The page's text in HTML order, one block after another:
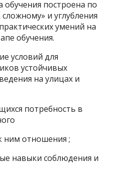
построена по
и углубления
умений на
обучения.
условий для
устойчивых
на улицах и
потребность в
ним отношения ;
навыки соблюдения и